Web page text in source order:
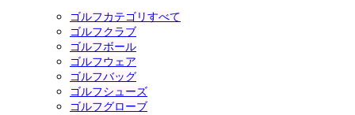
ゴルフカテゴリすべて
ゴルフクラブ
ゴルフボール
ゴルフウェア
ゴルフバッグ
ゴルフシューズ
ゴルフグローブ